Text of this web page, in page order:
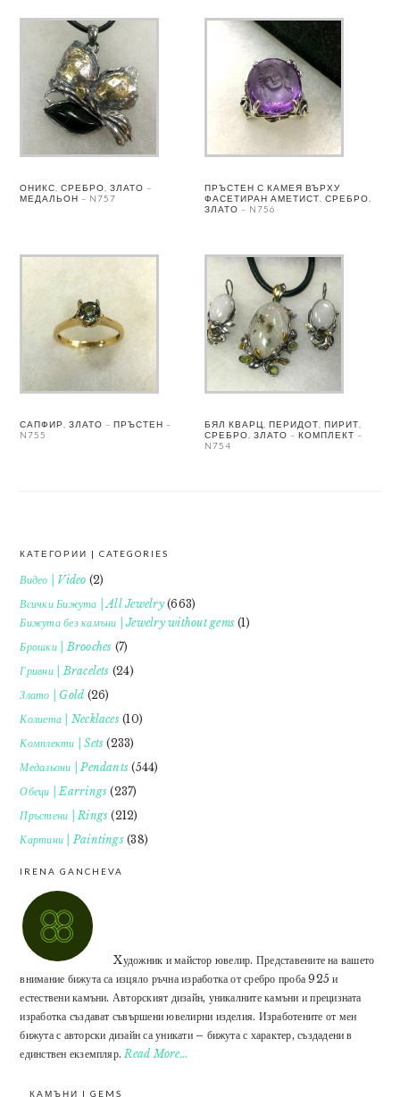
ОНИКС, СРЕБРО, ЗЛАТО –
МЕДАЛЬОН – N757
ПРЪСТЕН С КАМЕЯ ВЪРХУ
ФАСЕТИРАН АМЕТИСТ, СРЕБРО,
ЗЛАТО – N756
САПФИР, ЗЛАТО – ПРЪСТЕН –
N755
БЯЛ КВАРЦ, ПЕРИДОТ, ПИРИТ,
СРЕБРО, ЗЛАТО – КОМПЛЕКТ –
N754
FOOTER
КАТЕГОРИИ | CATEGORIES
Видео | Video (2)
Всички Бижута | All Jewelry(663)
Бижута без камъни | Jewelry without gems (1)
Брошки | Brooches (7)
Гривни | Bracelets (24)
Злато | Gold (26)
Колиета | Necklaces(10)
Комплекти | Sets (233)
Медальони | Pendants (544)
Обеци | Earrings (237)
Пръстени | Rings (212)
Картини | Paintings(38)
IRENA GANCHEVA
Xудожник и майстор ювелир. Представените на вашето
внимание бижута са изцяло ръчна изработка от сребро проба 925 и
естествени камъни. Авторският дизайн, уникалните камъни и прецизната
изработка създават съвършени ювелирни изделия. Изработените от мен
бижута с авторски дизайн са уникати – бижута с характер, създадени в
единствен екземпляр.Read More…
КАМЪНИ | GEMS